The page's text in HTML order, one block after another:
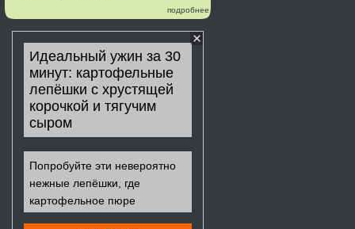
подробнее